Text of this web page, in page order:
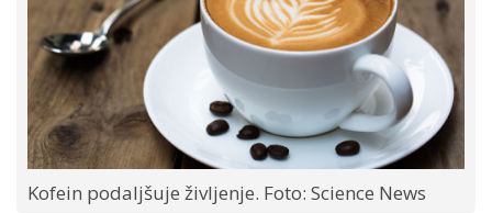
Kofein podaljšuje življenje. Foto: Science News